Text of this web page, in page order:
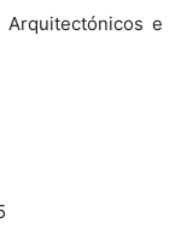
Arquitectónicos e